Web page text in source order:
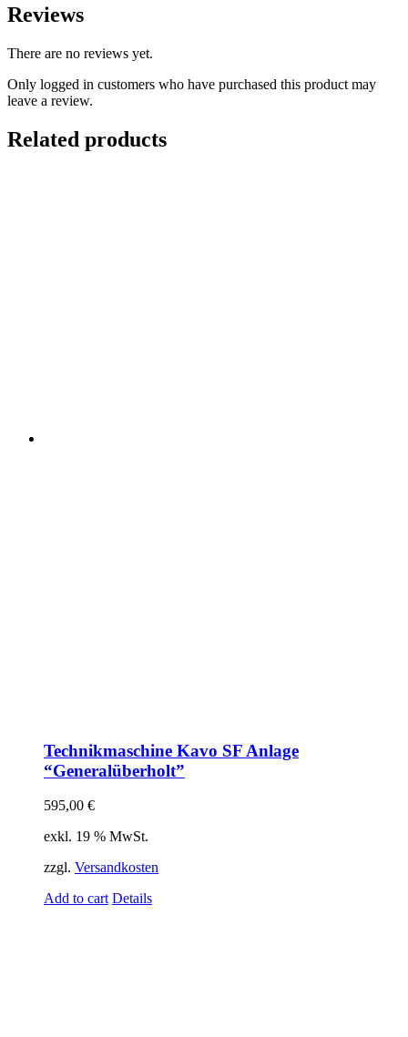
Reviews
There are no reviews yet.
Only logged in customers who have purchased this product may
leave a review.
Related products
Technikmaschine Kavo SF Anlage
“Generalüberholt”
595,00 €
exkl. 19 % MwSt.
zzgl. Versandkosten
Add to cart Details